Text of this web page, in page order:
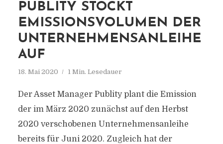
PUBLITY STOCKT
EMISSIONSVOLUMEN DER
UNTERNEHMENSANLEIHE
AUF
18. Mai 2020 1 Min. Lesedauer
Der Asset Manager Publity plant die Emission
der im März 2020 zunächst auf den Herbst
2020 verschobenen Unternehmensanleihe
bereits für Juni 2020. Zugleich hat der